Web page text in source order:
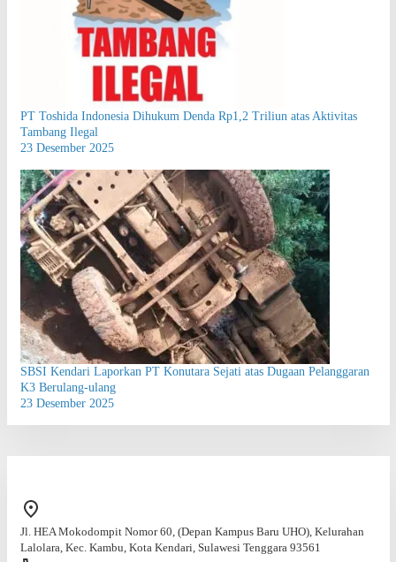
PT Toshida Indonesia Dihukum Denda Rp1,2 Triliun atas Aktivitas
Tambang Ilegal
23 Desember 2025
SBSI Kendari Laporkan PT Konutara Sejati atas Dugaan Pelanggaran
K3 Berulang-ulang
23 Desember 2025
Jl. HEA Mokodompit Nomor 60, (Depan Kampus Baru UHO), Kelurahan
Lalolara, Kec. Kambu, Kota Kendari, Sulawesi Tenggara 93561